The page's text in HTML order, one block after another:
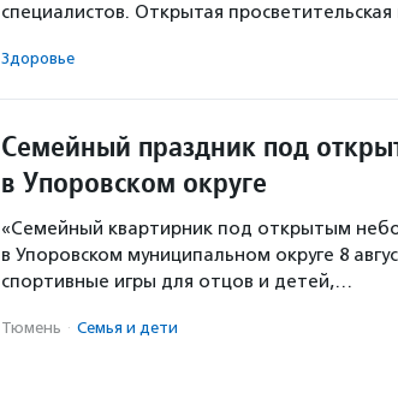
специалистов. Открытая
Здоровье
Семейный праздник под
в Упоровском округе
«Семейный квартирник под открытым
в Упоровском муниципальном округе 8
спортивные игры для отцов и детей,…
Тюмень · Семья и дети